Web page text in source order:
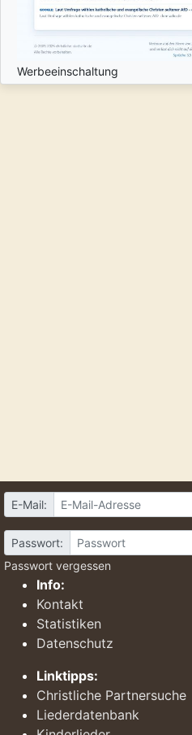
Werbeeinschaltung
E-Mail:
Passwort:
Passwort vergessen
Info:
Kontakt
Statistiken
Datenschutz
Linktipps:
Christliche Partnersuche
Liederdatenbank